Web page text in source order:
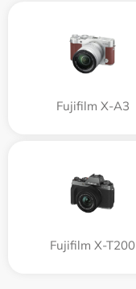
Fujifilm X-A3
Fujifilm X-T200